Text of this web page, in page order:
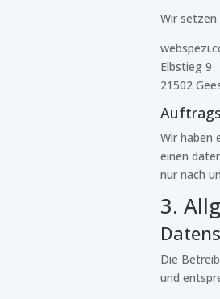
Wir
Elbstieg 9
21502
Wir haben
einen
nur nach
3.
Die
und